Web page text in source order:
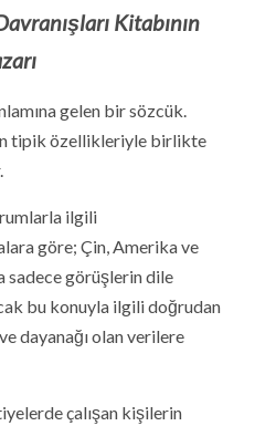
Kitabının
gelen bir sözcük.
tipik özellikleriyle birlikte
ilgili
göre; Çin, Amerika ve
sadece görüşlerin dile
bu konuyla ilgili doğrudan
dayanağı olan verilere
çalışan kişilerin